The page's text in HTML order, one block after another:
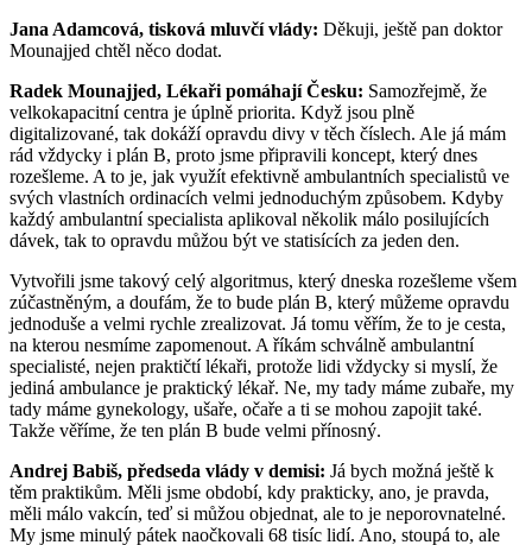
Jana Adamcová, tisková mluvčí vlády: Děkuji, ještě pan doktor
Mounajjed chtěl něco dodat.
Radek Mounajjed, Lékaři pomáhají Česku: Samozřejmě, že
velkokapacitní centra je úplně priorita. Když jsou plně
digitalizované, tak dokáží opravdu divy v těch číslech. Ale já mám
rád vždycky i plán B, proto jsme připravili koncept, který dnes
rozešleme. A to je, jak využít efektivně ambulantních specialistů ve
svých vlastních ordinacích velmi jednoduchým způsobem. Kdyby
každý ambulantní specialista aplikoval několik málo posilujících
dávek, tak to opravdu můžou být ve statisících za jeden den.
Vytvořili jsme takový celý algoritmus, který dneska rozešleme všem
zúčastněným, a doufám, že to bude plán B, který můžeme opravdu
jednoduše a velmi rychle zrealizovat. Já tomu věřím, že to je cesta,
na kterou nesmíme zapomenout. A říkám schválně ambulantní
specialisté, nejen praktičtí lékaři, protože lidi vždycky si myslí, že
jediná ambulance je praktický lékař. Ne, my tady máme zubaře, my
tady máme gynekology, ušaře, očaře a ti se mohou zapojit také.
Takže věříme, že ten plán B bude velmi přínosný.
Andrej Babiš, předseda vlády v demisi: Já bych možná ještě k
těm praktikům. Měli jsme období, kdy prakticky, ano, je pravda,
měli málo vakcín, teď si můžou objednat, ale to je neporovnatelné.
My jsme minulý pátek naočkovali 68 tisíc lidí. Ano, stoupá to, ale